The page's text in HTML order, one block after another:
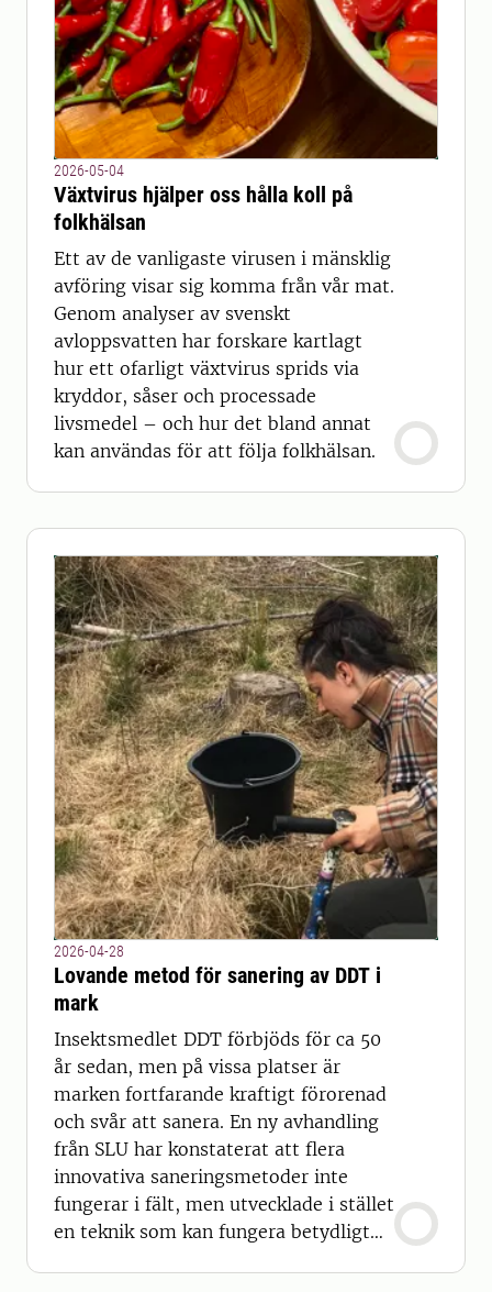
2026-05-04
Växtvirus hjälper oss hålla koll på
folkhälsan
Ett av de vanligaste virusen i mänsklig
avföring visar sig komma från vår mat.
Genom analyser av svenskt
avloppsvatten har forskare kartlagt
hur ett ofarligt växtvirus sprids via
kryddor, såser och processade
livsmedel – och hur det bland annat
kan användas för att följa folkhälsan.
2026-04-28
Lovande metod för sanering av DDT i
mark
Insektsmedlet DDT förbjöds för ca 50
år sedan, men på vissa platser är
marken fortfarande kraftigt förorenad
och svår att sanera. En ny avhandling
från SLU har konstaterat att flera
innovativa saneringsmetoder inte
fungerar i fält, men utvecklade i stället
en teknik som kan fungera betydligt